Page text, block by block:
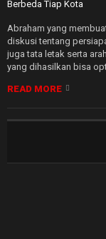
Abraham yang
diskusi tentang
juga tata letak serta
yang dihasilkan bisa
READ MORE